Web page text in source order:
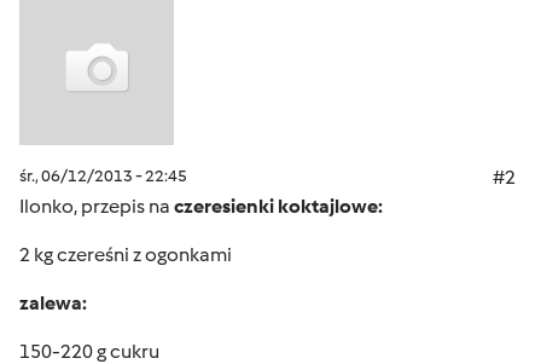
śr., 06/12/2013 - 22:45
#2
Ilonko, przepis na czeresienki koktajlowe:
2 kg czereśni z ogonkami
zalewa:
150-220 g cukru